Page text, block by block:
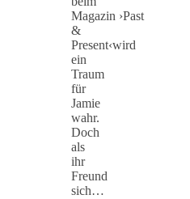
Magazin ›Past
&
Present‹wird
ein
Traum
für
Jamie
wahr.
Doch
als
ihr
Freund
sich…